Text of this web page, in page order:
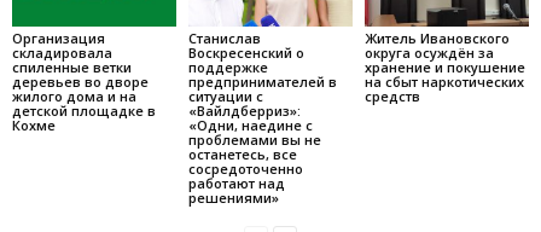
Организация
складировала
спиленные ветки
деревьев во дворе
жилого дома и на
детской площадке в
Кохме
Станислав
Воскресенский о
поддержке
предпринимателей в
ситуации с
«Вайлдберриз»:
«Одни, наедине с
проблемами вы не
останетесь, все
сосредоточенно
работают над
решениями»
Житель Ивановского
округа осуждён за
хранение и покушение
на сбыт наркотических
средств